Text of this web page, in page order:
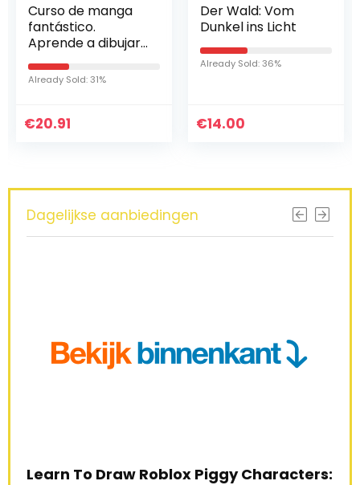
Curso de manga
fantástico.
Aprende a dibujar
Anime y Manga
Already Sold: 31%
€20.91
Der Wald: Vom
Dunkel ins Licht
Already Sold: 36%
€14.00
Dagelijkse aanbiedingen
Learn To Draw Roblox Piggy Characters: